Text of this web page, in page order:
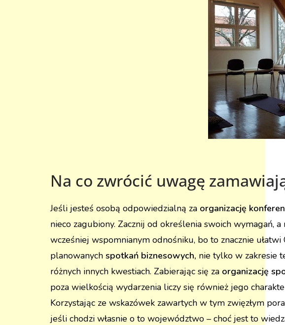
Na co zwrócić uwagę
Jeśli jesteś osobą odpowiedzialną za organizację
nieco zagubiony. Zacznij od określenia swoich wymagań,
wcześniej wspomnianym odnośniku, bo to znacznie
planowanych spotkań biznesowych, nie tylko w zakresie
różnych innych kwestiach. Zabierając się za organizację
poza wielkością wydarzenia liczy się również jego
Korzystając ze wskazówek zawartych w tym zwięzłym
jeśli chodzi własnie o to województwo – choć jest to